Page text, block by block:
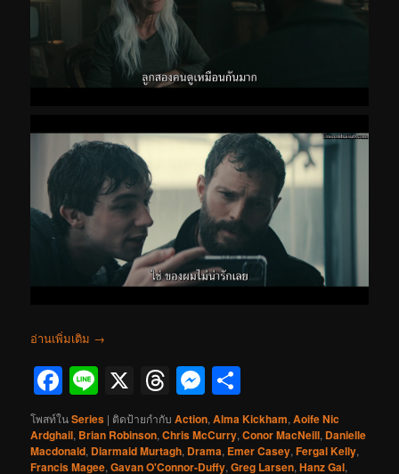
อ่านเพิ่มเติม →
Facebook
Line
X Threads
Messenger
โพสท์ในSeries | ติดป้ายกำกับ Action,Alma Kickham,Aoife Nic
Ardghail, Brian Robinson,Chris McCurry,Conor MacNeill, Danielle
Macdonald, Diarmaid Murtagh, Drama, Emer Casey,Fergal Kelly,
Francis Magee,Gavan O'Connor-Duffy,Greg Larsen,Hanz Gal,